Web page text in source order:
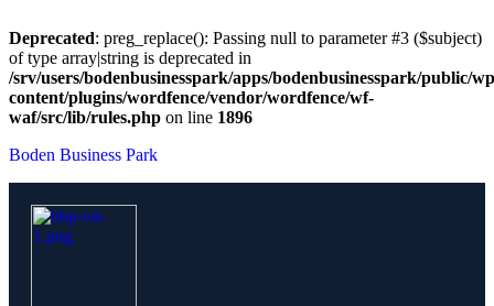
Deprecated: preg_replace(): Passing null to parameter #3 ($subject)
of type array|string is deprecated in
/srv/users/bodenbusinesspark/apps/bodenbusinesspark/public/
content/plugins/wordfence/vendor/wordfence/wf-
waf/src/lib/rules.php on line 1896
Boden Business Park